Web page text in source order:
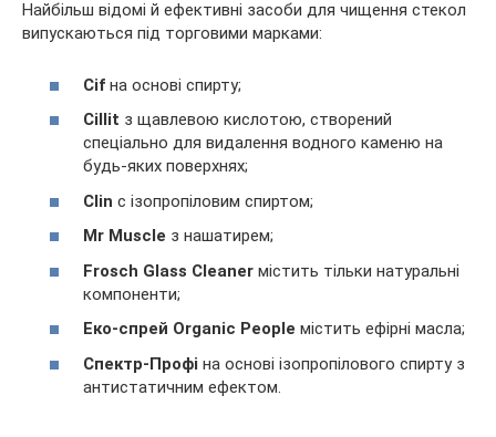
Найбільш відомі й ефективні засоби для чищення стекол
випускаються під торговими марками:
Cif на основі спирту;
Cillit з щавлевою кислотою, створений
спеціально для видалення водного каменю на
будь-яких поверхнях;
Clin c ізопропіловим спиртом;
Mr Muscle з нашатирем;
Frosch Glass Cleaner містить тільки натуральні
компоненти;
Еко-спрей Organic People містить ефірні масла;
Спектр-Профі на основі ізопропілового спирту з
антистатичним ефектом.